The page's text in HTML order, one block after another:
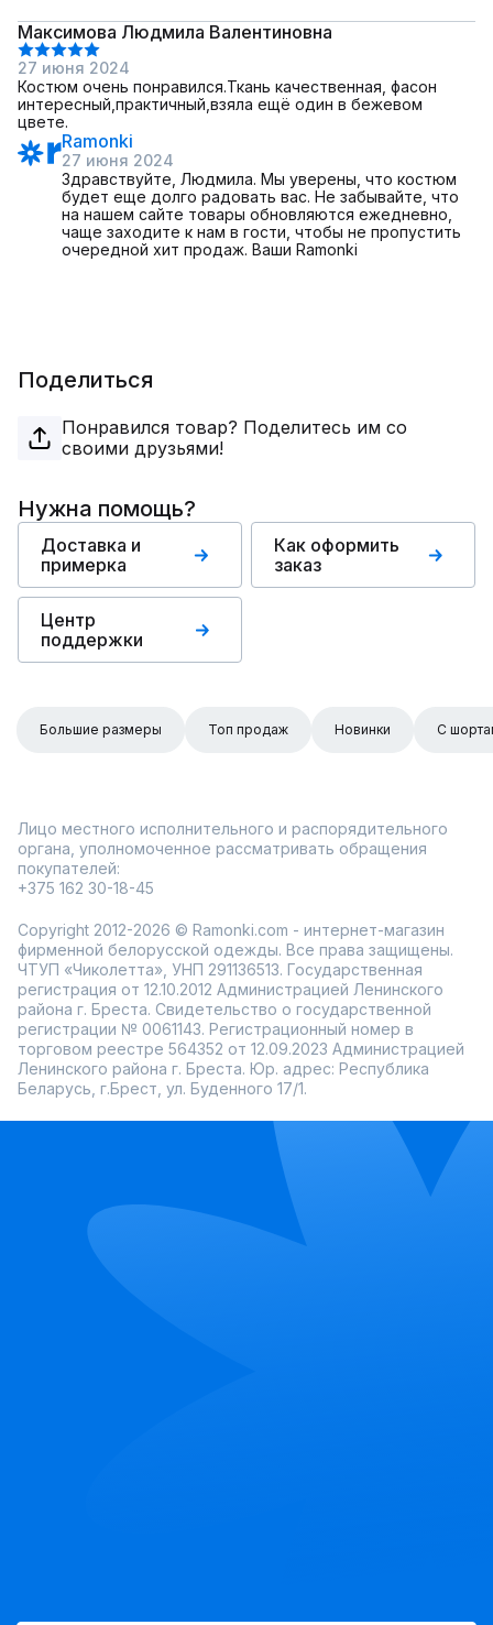
Максимова Людмила Валентиновна
27 июня 2024
Костюм очень понравился.Ткань качественная, фасон
интересный,практичный,взяла ещё один в бежевом
цвете.
Ramonki
27 июня 2024
Здравствуйте, Людмила. Мы уверены, что костюм
будет еще долго радовать вас. Не забывайте, что
на нашем сайте товары обновляются ежедневно,
чаще заходите к нам в гости, чтобы не пропустить
очередной хит продаж. Ваши Ramonki
Поделиться
Понравился товар? Поделитесь им со
своими друзьями!
Нужна помощь?
Доставка и
примерка
Как оформить
заказ
Центр
поддержки
Большие размеры Топ продаж Новинки С
Лицо местного исполнительного и распорядительного
органа, уполномоченное рассматривать обращения
покупателей:
+375 162 30-18-45
Copyright 2012-2026 © Ramonki.com - интернет-магазин
фирменной белорусской одежды. Все права защищены.
ЧТУП «Чиколетта», УНП 291136513. Государственная
регистрация от 12.10.2012 Администрацией Ленинского
района г. Бреста. Свидетельство о государственной
регистрации № 0061143. Регистрационный номер в
торговом реестре 564352 от 12.09.2023 Администрацией
Ленинского района г. Бреста. Юр. адрес: Республика
Беларусь, г.Брест, ул. Буденного 17/1.